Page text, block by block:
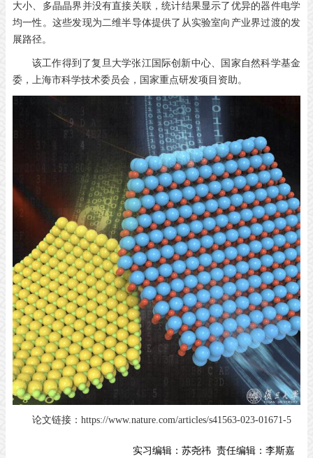
大小、多晶晶界并没有直接关联，统计结果显示了优异的器件电学
均一性。这些发现为二维半导体提供了从实验室向产业界过渡的发
展路径。
该工作得到了复旦大学张江国际创新中心、国家自然科学基金
委，上海市科学技术委员会，国家重点研发项目资助。
论文链接：https://www.nature.com/articles/s41563-023-01671-5
实习编辑： 苏尧祎 责任编辑： 李斯嘉